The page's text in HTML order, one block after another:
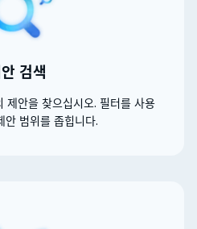
검색
제안을 찾으십시오. 필터를 사용
안 범위를 좁힙니다.